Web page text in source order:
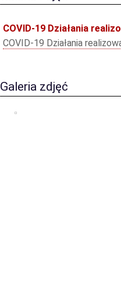
COVID-19 Działania
COVID-19 Działania
Galeria zdjęć